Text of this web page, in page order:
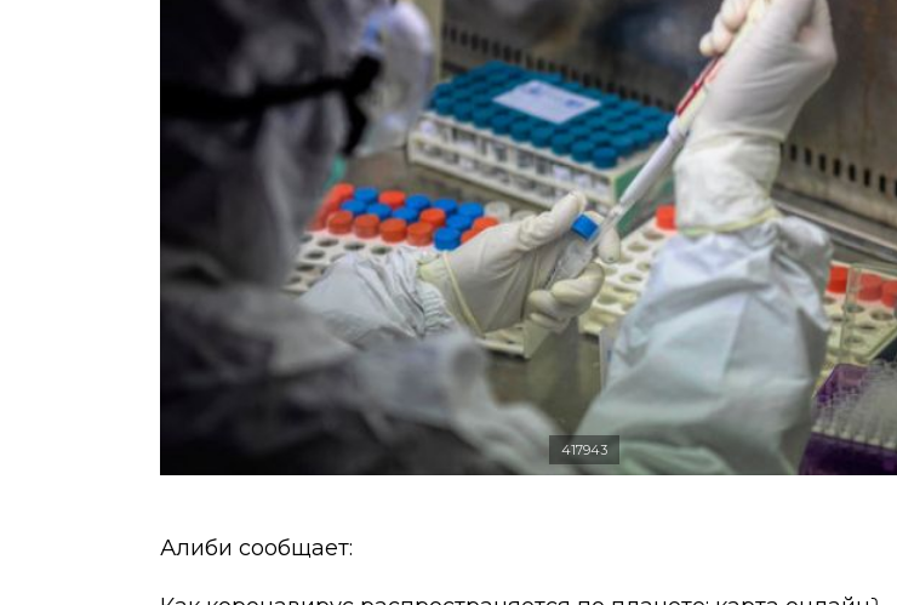
417943
Алиби сообщает: